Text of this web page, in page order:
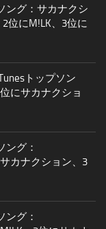
ング：サカナクシ
位にM!LK、3位に
トップソン
にサカナクショ
ング：
カナクション、3
ング：